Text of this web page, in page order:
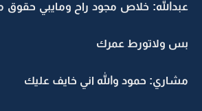
عبدالله: خلاص مجود راح ومايبي
بس ولاتورط عمرك
مشاري: حمود والله اني خايف عليك